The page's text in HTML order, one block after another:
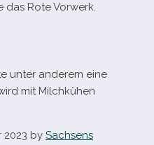
das Rote Vorwerk.
unter ande­rem eine
mit Milchkühen
2023 by Sachsens